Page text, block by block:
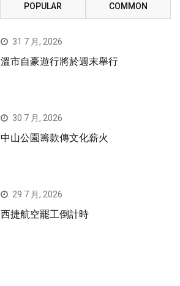
POPULAR COMMON
31 7 月, 2026
溫市自豪遊行將於週末舉行
30 7 月, 2026
中山公園籌款傳文化薪火
29 7 月, 2026
西捷航空罷工倒計時